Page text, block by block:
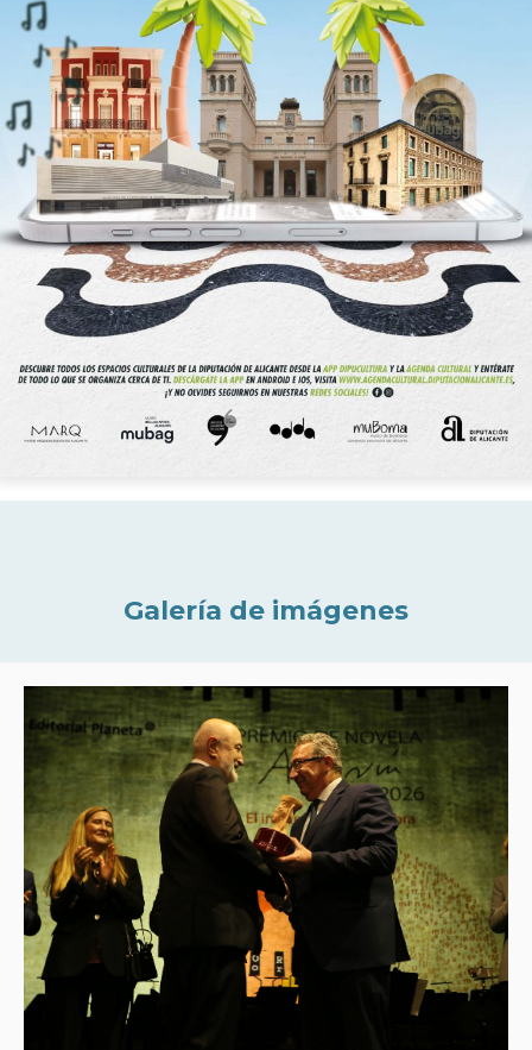
Galería de imágenes